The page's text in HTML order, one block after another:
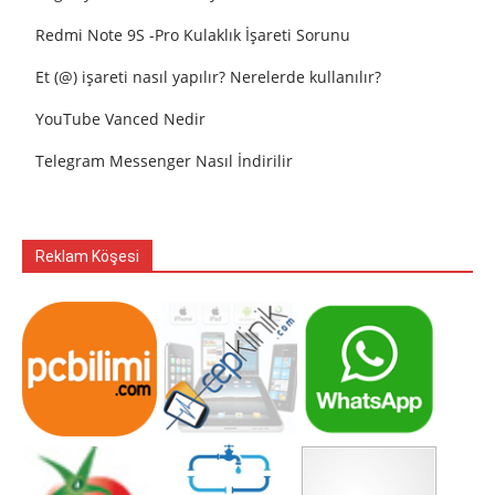
Redmi Note 9S -Pro Kulaklık İşareti Sorunu
Et (@) işareti nasıl yapılır? Nerelerde kullanılır?
YouTube Vanced Nedir
Telegram Messenger Nasıl İndirilir
Reklam Köşesi